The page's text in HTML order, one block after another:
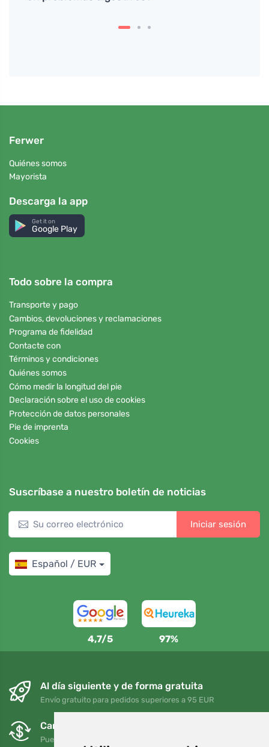
Ferwer
Quiénes somos
Mayorista
Descarga la app
Get it on
Google Play
Todo sobre la compra
Transporte y pago
Cambios, devoluciones y reclamaciones
Programa de fidelidad
Contacte con
Términos y condiciones
Quiénes somos
Cómo medir la longitud del pie
Declaración sobre el uso de cookies
Protección de datos personales
Pie de imprenta
Cookies
Suscríbase a nuestro boletín de noticias
Iniciar sesión
Español / EUR
4,7/5 97%
Al día siguiente y de forma gratuita
Envío gratuito para pedidos superiores a 95 EUR
Cambios y devoluciones gratuitos
Puede devolver o cambiar su pedido en cualquier momento